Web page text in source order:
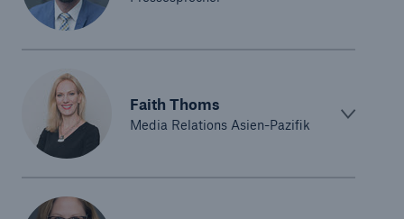
Faith Thoms
Media Relations Asien-Pazifik